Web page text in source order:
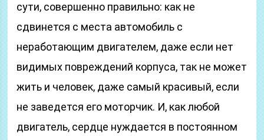
сути, совершенно правильно: как не
сдвинется с места автомобиль с
неработающим двигателем, даже если нет
видимых повреждений корпуса, так не может
жить и человек, даже самый красивый, если
не заведется его моторчик. И, как любой
двигатель, сердце нуждается в постоянном